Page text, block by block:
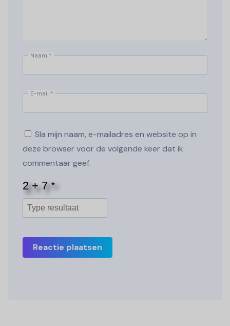
Naam *
E-mail *
Sla mijn naam, e-mailadres en website op in
deze browser voor de volgende keer dat ik
commentaar geef.
Reactie plaatsen